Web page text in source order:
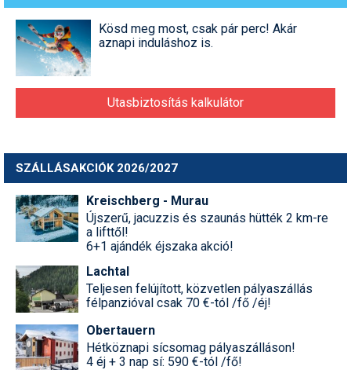
Kösd meg most, csak pár perc! Akár
aznapi induláshoz is.
Utasbiztosítás kalkulátor
SZÁLLÁSAKCIÓK 2026/2027
Kreischberg - Murau
Újszerű, jacuzzis és szaunás hütték 2 km-re
a lifttől!
6+1 ajándék éjszaka akció!
Lachtal
Teljesen felújított, közvetlen pályaszállás
félpanzióval csak 70 €-tól /fő /éj!
Obertauern
Hétköznapi sícsomag pályaszálláson!
4 éj + 3 nap sí: 590 €-tól /fő!